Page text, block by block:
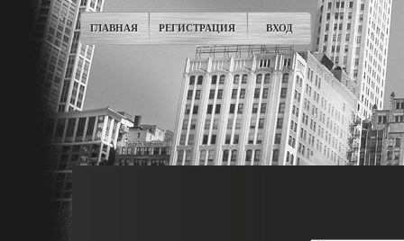
ГЛАВНАЯ РЕГИСТРАЦИЯ ВХОД